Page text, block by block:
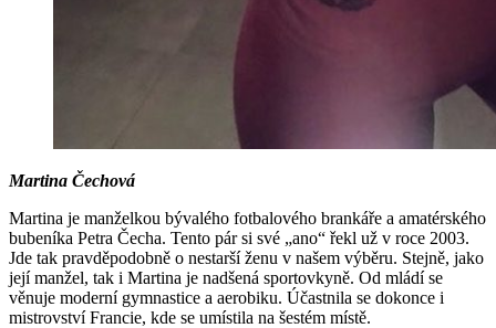
Martina Čechová
Martina je manželkou bývalého fotbalového brankáře a amatérského
bubeníka Petra Čecha. Tento pár si své „ano“ řekl už v roce 2003.
Jde tak pravděpodobně o nestarší ženu v našem výběru. Stejně, jako
její manžel, tak i Martina je nadšená sportovkyně. Od mládí se
věnuje moderní gymnastice a aerobiku. Účastnila se dokonce i
mistrovství Francie, kde se umístila na šestém místě.